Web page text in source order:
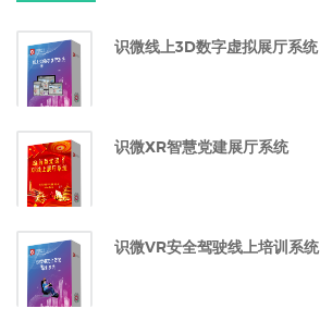
识微线上3D数字虚拟展厅系统
识微XR智慧党建展厅系统
识微VR安全驾驶线上培训系统